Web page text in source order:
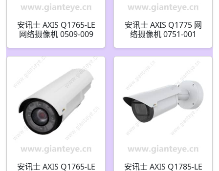
安讯士 AXIS Q1765-LE
网络摄像机 0509-009
安讯士 AXIS Q1775 网
络摄像机 0751-001
安讯士 AXIS Q1765-LE
安讯士 AXIS Q1785-LE